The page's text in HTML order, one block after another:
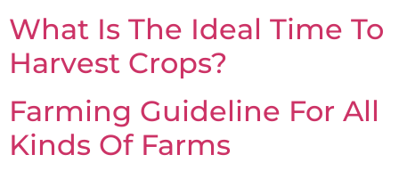
What Is The Ideal Time To
Harvest Crops?
Farming Guideline For All
Kinds Of Farms